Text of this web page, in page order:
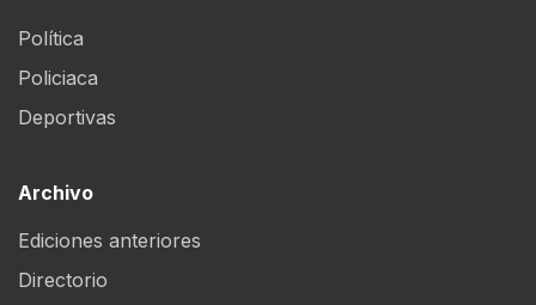
Política
Policiaca
Deportivas
Archivo
Ediciones anteriores
Directorio